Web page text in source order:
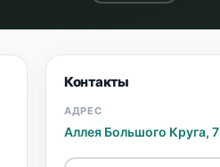
Контакты
АДРЕС
Aллея Большого Круга, 7